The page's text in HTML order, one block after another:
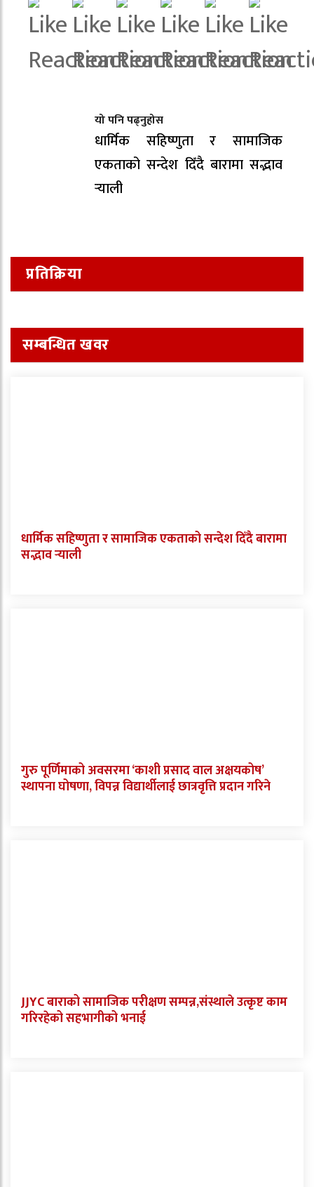
यो पनि पढ्नुहोस
धार्मिक सहिष्णुता र सामाजिक
एकताको सन्देश दिँदै बारामा सद्भाव
र्‍याली
प्रतिक्रिया
सम्बन्धित खवर
धार्मिक सहिष्णुता र सामाजिक एकताको सन्देश दिँदै बारामा
सद्भाव र्‍याली
गुरु पूर्णिमाको अवसरमा ‘काशी प्रसाद वाल अक्षयकोष’
स्थापना घोषणा, विपन्न विद्यार्थीलाई छात्रवृत्ति प्रदान गरिने
JJYC बाराको सामाजिक परीक्षण सम्पन्न,संस्थाले उत्कृष्ट काम
गरिरहेको सहभागीको भनाई